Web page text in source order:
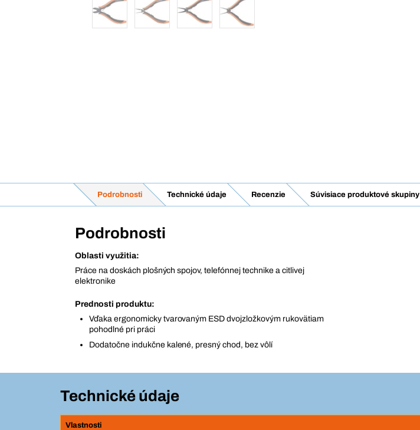
Podrobnosti Technické údaje Recenzie Súvisiace produktové skupiny
Podrobnosti
Oblasti využitia:
Práce na doskách plošných spojov, telefónnej technike a citlivej
elektronike
Prednosti produktu:
Vďaka ergonomicky tvarovaným ESD dvojzložkovým rukovätiam
pohodlné pri práci
Dodatočne indukčne kalené, presný chod, bez vôlí
Technické údaje
Vlastnosti